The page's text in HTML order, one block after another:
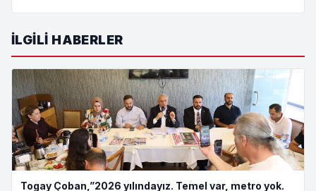
İLGILI HABERLER
Togay Çoban,”2026 yılındayız. Temel var, metro yok.